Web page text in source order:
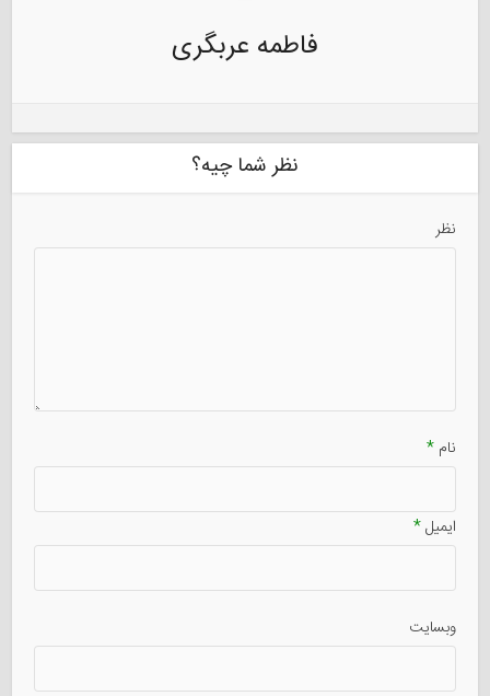
فاطمه عربگری
نظر شما چیه؟
نظر
نام*
ایمیل*
وبسایت